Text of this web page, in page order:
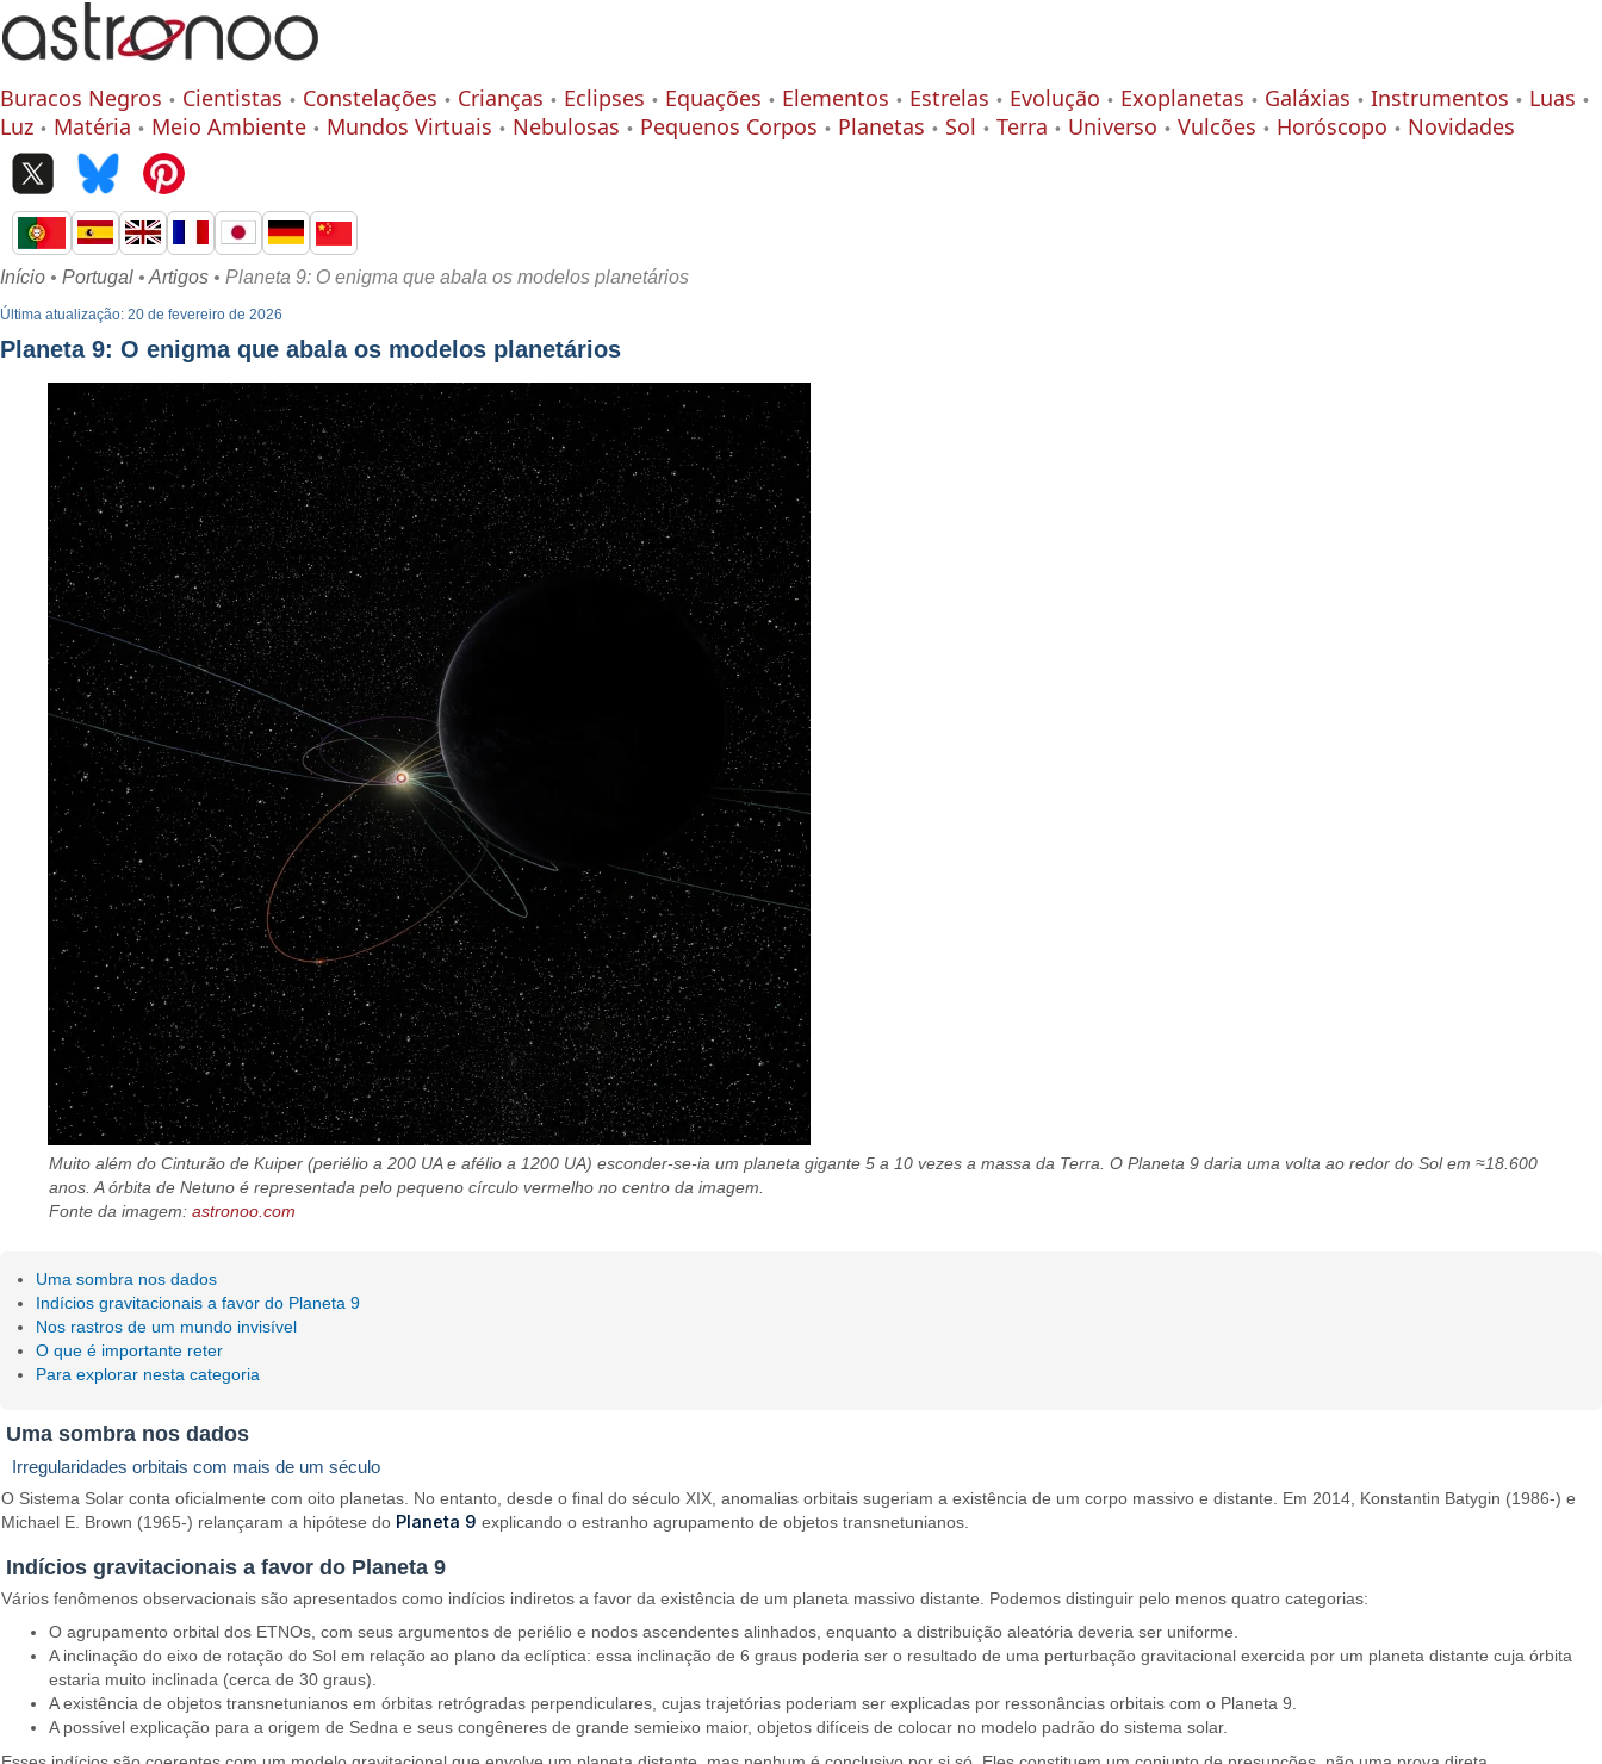
Buracos Negros Cientistas Constelações Crianças Eclipses Equações Elementos Estrelas Evolução Exoplanetas Galáxias Instrumentos
Luas
Luz
Matéria Meio Ambiente Mundos Virtuais Nebulosas Pequenos Corpos Planetas Sol Terra Universo Vulcões Horóscopo Novidades
Início • Portugal • Artigos • Planeta 9: O enigma que abala os modelos planetários
Última atualização: 20 de fevereiro de 2026
Planeta 9: O enigma que abala os modelos planetários
Muito além do Cinturão de Kuiper (periélio a 200 UA e afélio a 1200 UA) esconder-se-ia um planeta gigante 5 a 10 vezes a massa da Terra. O Planeta 9 daria uma volta ao redor do Sol em ≈18.600
anos. A órbita de Netuno é representada pelo pequeno círculo vermelho no centro da imagem.
Fonte da imagem:astronoo.com
Uma sombra nos dados
Indícios gravitacionais a favor do Planeta 9
Nos rastros de um mundo invisível
O que é importante reter
Para explorar nesta categoria
Uma sombra nos dados
Irregularidades orbitais com mais de um século
O Sistema Solar conta oficialmente com oito planetas. No entanto, desde o final do século XIX, anomalias orbitais sugeriam a existência de um corpo massivo e distante. Em 2014, Konstantin Batygin (1986-) e
Michael E. Brown (1965-) relançaram a hipótese do Planeta 9 explicando o estranho agrupamento de objetos transnetunianos.
Indícios gravitacionais a favor do Planeta 9
Vários fenômenos observacionais são apresentados como indícios indiretos a favor da existência de um planeta massivo distante. Podemos distinguir pelo menos quatro categorias:
O agrupamento orbital dos ETNOs, com seus argumentos de periélio e nodos ascendentes alinhados, enquanto a distribuição aleatória deveria ser uniforme.
A inclinação do eixo de rotação do Sol em relação ao plano da eclíptica: essa inclinação de 6 graus poderia ser o resultado de uma perturbação gravitacional exercida por um planeta distante cuja órbita
estaria muito inclinada (cerca de 30 graus).
A existência de objetos transnetunianos em órbitas retrógradas perpendiculares, cujas trajetórias poderiam ser explicadas por ressonâncias orbitais com o Planeta 9.
A possível explicação para a origem de Sedna e seus congêneres de grande semieixo maior, objetos difíceis de colocar no modelo padrão do sistema solar.